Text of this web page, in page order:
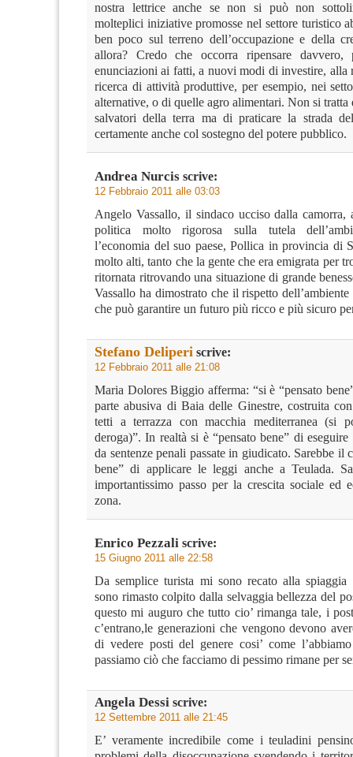
nostra lettrice anche se non si può non
molteplici iniziative promosse nel settore turistico
ben poco sul terreno dell’occupazione e della
allora? Credo che occorra ripensare davvero,
enunciazioni ai fatti, a nuovi modi di investire, alla
ricerca di attività produttive, per esempio, nei
alternative, o di quelle agro alimentari. Non si tratta
salvatori della terra ma di praticare la strada
certamente anche col sostegno del potere pubblico.
Andrea Nurcis scrive:
12 Febbraio 2011 alle 03:03
Angelo Vassallo, il sindaco ucciso dalla camorra,
politica molto rigorosa sulla tutela
l’economia del suo paese, Pollica in provincia di
molto alti, tanto che la gente che era emigrata per
ritornata ritrovando una situazione di grande
Vassallo ha dimostrato che il rispetto dell’ambiente
che può garantire un futuro più ricco e più sicuro
Stefano Deliperi scrive:
12 Febbraio 2011 alle 21:08
Maria Dolores Biggio afferma: “si è “pensato
parte abusiva di Baia delle Ginestre, costruita
tetti a terrazza con macchia mediterranea (si
deroga)”. In realtà si è “pensato bene” di
da sentenze penali passate in giudicato. Sarebbe il
bene” di applicare le leggi anche a Teulada.
importantissimo passo per la crescita sociale ed
zona.
Enrico Pezzali scrive:
15 Giugno 2011 alle 22:58
Da semplice turista mi sono recato alla spiaggia
sono rimasto colpito dalla selvaggia bellezza del
questo mi auguro che tutto cio’ rimanga tale, i
c’entrano,le generazioni che vengono devono
di vedere posti del genere cosi’ come
passiamo ciò che facciamo di pessimo rimane per
Angela Dessi scrive:
12 Settembre 2011 alle 21:45
E’ veramente incredibile come i teuladini